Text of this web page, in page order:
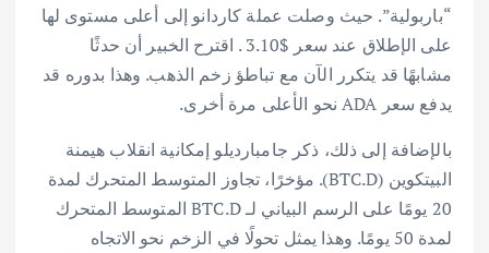
“باربولية”. حيث وصلت عملة كاردانو إلى أعلى مستوى لها
على الإطلاق عند سعر $3.10 . اقترح الخبير أن حدثًا
مشابهًا قد يتكرر الآن مع تباطؤ زخم الذهب. وهذا بدوره قد
يدفع سعر ADA نحو الأعلى مرة أخرى.
بالإضافة إلى ذلك، ذكر جامبارديلو إمكانية انقلاب هيمنة
البيتكوين (BTC.D). مؤخرًا، تجاوز المتوسط المتحرك لمدة
20 يومًا على الرسم البياني لـ BTC.D المتوسط المتحرك
لمدة 50 يومًا. وهذا يمثل تحولًا في الزخم نحو الاتجاه